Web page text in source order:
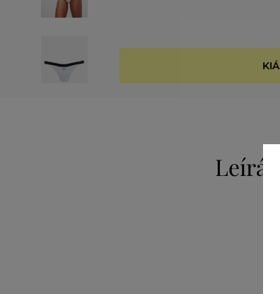
Leírás